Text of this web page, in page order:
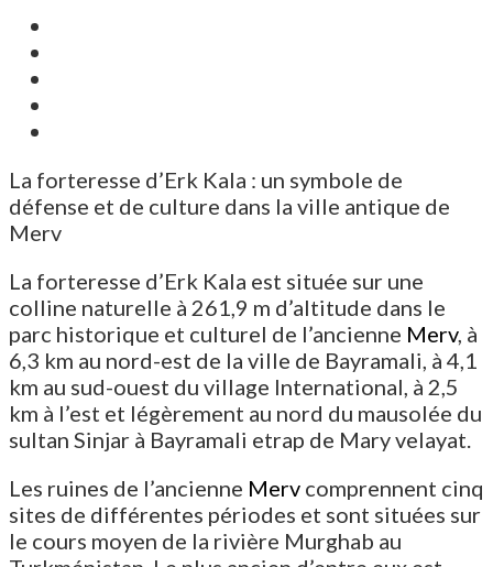
La forteresse d’Erk Kala : un symbole de
défense et de culture dans la ville antique de
Merv
La forteresse d’Erk Kala est située sur une
colline naturelle à 261,9 m d’altitude dans le
parc historique et culturel de l’ancienne Merv, à
6,3 km au nord-est de la ville de Bayramali, à 4,1
km au sud-ouest du village International, à 2,5
km à l’est et légèrement au nord du mausolée du
sultan Sinjar à Bayramali etrap de Mary velayat.
Les ruines de l’ancienne Merv comprennent cinq
sites de différentes périodes et sont situées sur
le cours moyen de la rivière Murghab au